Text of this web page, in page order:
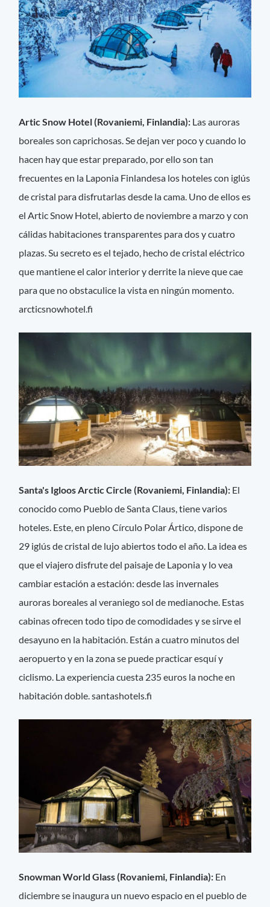
Artic Snow Hotel (Rovaniemi, Finlandia): Las auroras
boreales son caprichosas. Se dejan ver poco y cuando lo
hacen hay que estar preparado, por ello son tan
frecuentes en la Laponia Finlandesa los hoteles con iglús
de cristal para disfrutarlas desde la cama. Uno de ellos es
el Artic Snow Hotel, abierto de noviembre a marzo y con
cálidas habitaciones transparentes para dos y cuatro
plazas. Su secreto es el tejado, hecho de cristal eléctrico
que mantiene el calor interior y derrite la nieve que cae
para que no obstaculice la vista en ningún momento.
arcticsnowhotel.fi
Santa's Igloos Arctic Circle (Rovaniemi, Finlandia): El
conocido como Pueblo de Santa Claus, tiene varios
hoteles. Este, en pleno Círculo Polar Ártico, dispone de
29 iglús de cristal de lujo abiertos todo el año. La idea es
que el viajero disfrute del paisaje de Laponia y lo vea
cambiar estación a estación: desde las invernales
auroras boreales al veraniego sol de medianoche. Estas
cabinas ofrecen todo tipo de comodidades y se sirve el
desayuno en la habitación. Están a cuatro minutos del
aeropuerto y en la zona se puede practicar esquí y
ciclismo. La experiencia cuesta 235 euros la noche en
habitación doble. santashotels.fi
Snowman World Glass (Rovaniemi, Finlandia): En
diciembre se inaugura un nuevo espacio en el pueblo de